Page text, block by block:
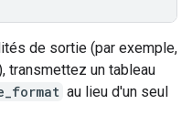
de sortie (par exemple,
transmettez un tableau
au lieu d'un seul